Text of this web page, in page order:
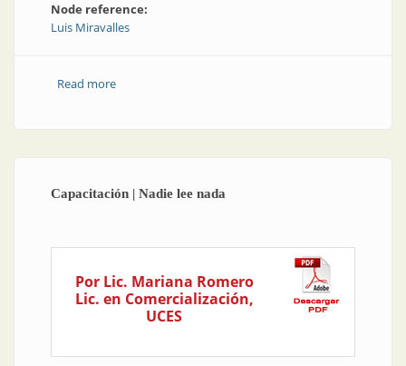
Node reference:
Luis Miravalles
Read moreabout Reconstrucción de la industria: actualización
Capacitación | Nadie lee nada
Por Lic. Mariana Romero
Lic. en Comercialización,
UCES